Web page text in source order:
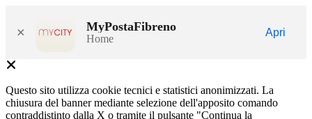
× MyPostaFibreno
Home
Apri
Questo sito utilizza cookie tecnici e statistici anonimizzati. La
chiusura del banner mediante selezione dell'apposito comando
contraddistinto dalla X o tramite il pulsante "Continua la